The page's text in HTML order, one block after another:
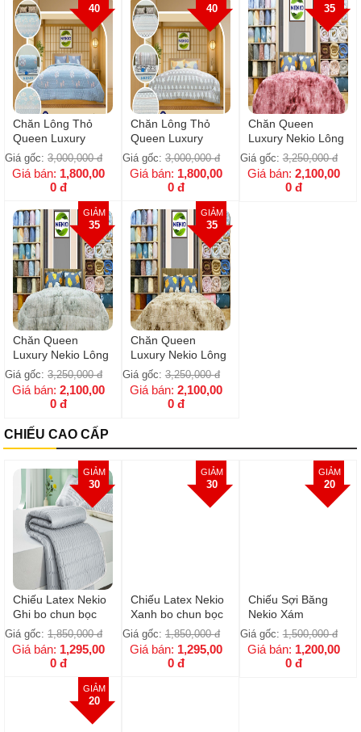
40
Chăn Lông Thỏ
Queen Luxury
Nekio Hoa Xuân
Giá gốc: 3,000,000 đ
Giá bán: 1,800,00
0 đ
40
Chăn Lông Thỏ
Queen Luxury
Nekio Ngôi Sao
Giá gốc: 3,000,000 đ
Giá bán: 1,800,00
0 đ
35
Chăn Queen
Luxury Nekio Lông
Thỏ Tuyết
Bordeaux
Giá gốc:3,250,000 đ
Giá bán:2,100,00
0 đ
GIẢM
35
Chăn Queen
Luxury Nekio Lông
Thỏ Tuyết Xám
Giá gốc: 3,250,000 đ
Giá bán:2,100,00
0 đ
GIẢM
35
Chăn Queen
Luxury Nekio Lông
Thỏ Tuyết Nâu
Giá gốc: 3,250,000 đ
Giá bán:2,100,00
0 đ
CHIẾU CAO CẤP
GIẢM
30
Chiếu Latex Nekio
Ghi bo chun bọc
đệm
Giá gốc: 1,850,000 đ
Giá bán: 1,295,00
0 đ
GIẢM
30
Chiếu Latex Nekio
Xanh bo chun bọc
đệm
Giá gốc: 1,850,000 đ
Giá bán: 1,295,00
0 đ
GIẢM
20
Chiếu Sợi Băng
Nekio Xám
Giá gốc:1,500,000 đ
Giá bán: 1,200,00
0 đ
GIẢM
20